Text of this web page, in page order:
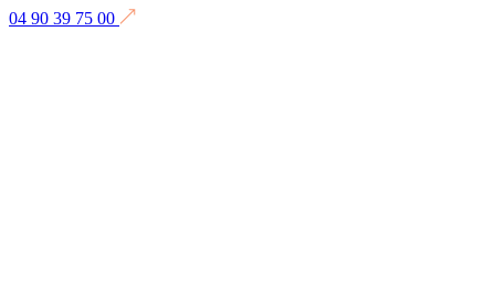
04 90 39 75 00